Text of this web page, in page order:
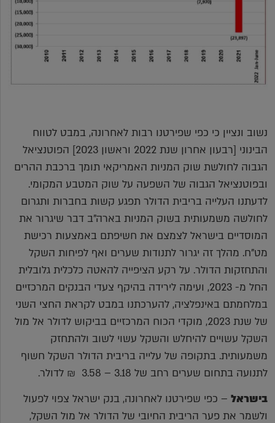
נשוב ונציין כי כפי שפירטנו רבות לאחרונה, במבט לטווח
הבינוני [רבעון אחרון שנת 2022 וראשון 2023] הפוטנציאל
הגבוה לחולשת שוק המניות האמריקאי תומך ברכבת ההרים
ובפוטנציאל הגבוה של השפעה על שוק המטבע המקומי.
לדעתנו העלייה בריבית הדולר תפגע קשות בחברות ותגרום
לחולשה משמעותית בשוק המניות בארה"ב דבר שיגרור את
המוסדיים בישראל לצמצם את חשיפתם באמצעות רכישת
מט"ח. מהלך זה יגרור לתנודות שערים ואף לפיחות השקל
והתחזקות הדולר. על רקע הציפייה להאטה כלכלית גלובלית
החל מ- 2023, ועימה לירידה בהיקף צעדי הבנקים המרכזיים
במלחמתם באינפלציה, להערכתנו במבט לקראת החצי השני
של שנת 2023, מוקדי הכוח המרכזיים בביקוש לדולר אל מול
השקל עשויים להיחלש והשקל עשוי לשוב ולהתחזק
משמעותית. בתקופה של עלייה בריבית הדולר השקל חשוף
לתנועה בתחום שערים רחב של 3.18 – 3.58 ₪ לדולר.
בישראל – כפי שפירטנו לאחרונה, בנק ישראל צפוי לפעול
ולשמר את פער הריבית החיובי של הדולר אל מול השקל,